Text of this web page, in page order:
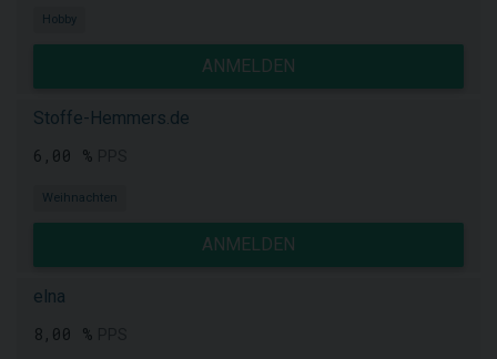
Hobby
ANMELDEN
Stoffe-Hemmers.de
6,00 %
Weihnachten
ANMELDEN
elna
8,00 %